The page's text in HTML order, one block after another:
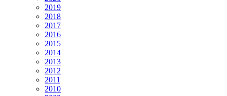
2019
2018
2017
2016
2015
2014
2013
2012
2011
2010